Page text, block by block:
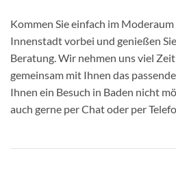
Kommen Sie einfach im
Innenstadt vorbei und genießen
Beratung. Wir nehmen uns viel
gemeinsam mit Ihnen das
Ihnen ein Besuch in Baden nicht
auch gerne per Chat oder per